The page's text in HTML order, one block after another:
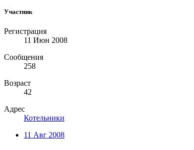
Участник
Регистрация
11 Июн 2008
Сообщения
258
Возраст
42
Адрес
Котельники
11 Авг 2008